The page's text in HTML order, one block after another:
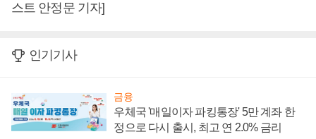
스트 안정문 기자]
인기기사
금융
우체국 '매일이자 파킹통장' 5만 계좌 한
정으로 다시 출시, 최고 연 2.0% 금리